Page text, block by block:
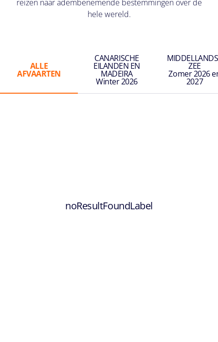
reizen naar adembenemende bestemmingen over de
hele wereld.
ALLE
AFVAARTEN
CANARISCHE
EILANDEN EN
MADEIRA
Winter 2026
ZEE
Zomer 2026
2027
noResultFoundLabel